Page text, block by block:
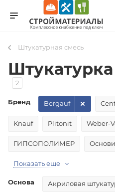
Штукатурная смесь
2
Бренд Bergauf
Knauf Plitonit Weber-
ГИПСОПОЛИМЕР
Показать еще
Основа Акриловая